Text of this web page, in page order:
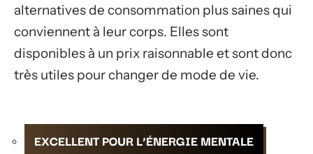
alternatives de consommation plus saines qui
conviennent à leur corps. Elles sont
disponibles à un prix raisonnable et sont donc
très utiles pour changer de mode de vie.
EXCELLENT POUR L’ÉNERGIE MENTALE